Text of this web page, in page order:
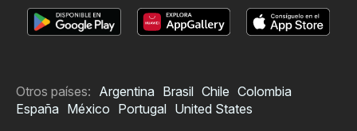
Otros países: Argentina Brasil Chile Colombia
España México Portugal United States